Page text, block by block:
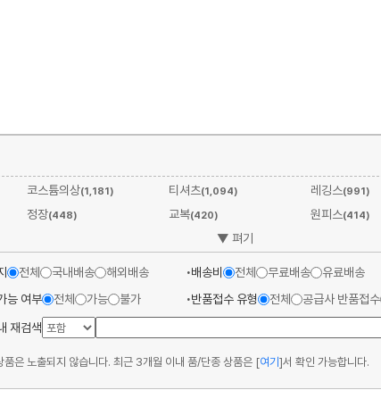
코스튬의상(1,181) 티셔츠(1,094) 레깅스(991)
정장(448) 교복(420) 원피스(414)
▼ 펴기
전체 국내배송 해외배송 배송비 전체 무료배송
유료배송
능 여부 전체 가능 불가 반품접수 유형 전체 공급사 반품접수
재검색
품은 노출되지 않습니다. 최근 3개월 이내 품/단종 상품은 [여기]서 확인 가능합니다.